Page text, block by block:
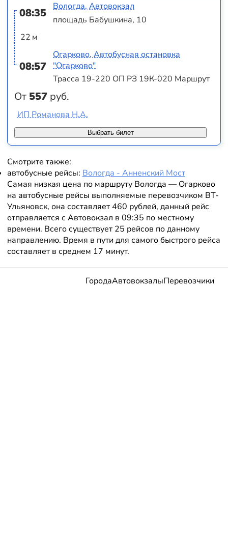
08:35
22 м
08:57
От 557 руб.
Вологда, Автовокзал
площадь Бабушкина, 10
Огарково, Автобусная остановка
"Огарково"
Трасса 19-220 ОП РЗ 19К-020 Маршрут
Выбрать билет
ИП Романова Н.А.
Смотрите также:
автобусные рейсы: Вологда - Анненский Мост
Самая низкая цена по маршруту Вологда — Огарково
на автобусные рейсы выполняемые перевозчиком ВТ-
Ульяновск, она составляет 460 рублей, данный рейс
отправляется с Автовокзал в 09:35 по местному
времени. Всего существует 25 рейсов по данному
направлению. Время в пути для самого быстрого рейса
составляет в среднем 17 минут.
ГородаАвтовокзалыПеревозчики